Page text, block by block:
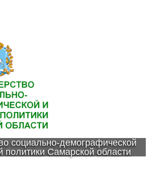
социально-демографической
политики Самарской области